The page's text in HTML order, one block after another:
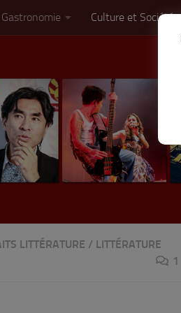
Culture et Société
LITTÉRATURE / LITTÉRATURE
1